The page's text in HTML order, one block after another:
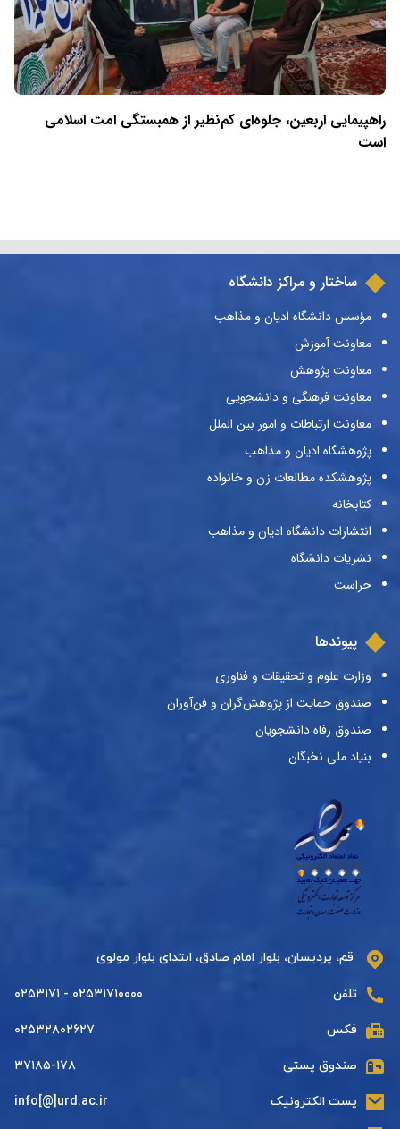
راهپیمایی اربعین، جلوه‌ای کم‌نظیر از همبستگی امت اسلامی
است
ساختار و مراکز دانشگاه
مؤسس دانشگاه ادیان و مذاهب
معاونت آموزش
معاونت پژوهش
معاونت فرهنگی و دانشجویی
معاونت ارتباطات و امور بین الملل
پژوهشگاه ادیان و مذاهب
پژوهشکده مطالعات زن و خانواده
کتابخانه
انتشارات دانشگاه ادیان و مذاهب
نشریات دانشگاه
حراست
پیوندها
وزارت علوم و تحقیقات و فناوری
صندوق حمایت از پژوهش‌گران و فن‌آوران
صندوق رفاه دانشجویان
بنیاد ملی نخبگان
قم، پردیسان، بلوار امام صادق، ابتدای بلوار مولوی
تلفن ۰۲۵۳۱۷۱۰۰۰۰ - ۰۲۵۳۱۷۱
فکس ۰۲۵۳۲۸۰۲۶۲۷
صندوق پستی ۳۷۱۸۵-۱۷۸
پست الکترونیک info[@]urd.ac.ir